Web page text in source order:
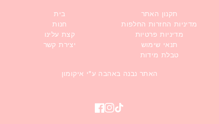
בית
חנות
קצת עלינו
יצירת קשר
תקנון האתר
מדיניות החזרות החלפות
מדיניות פרטיות
תנאי שימוש
טבלת מידות
האתר נבנה באהבה ע"י איקומון